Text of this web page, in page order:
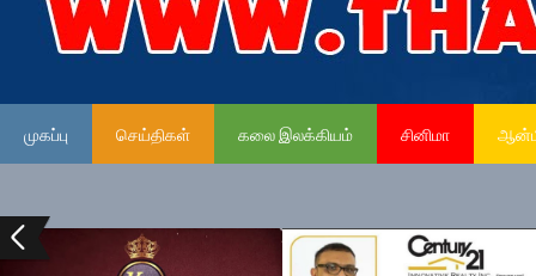
முகப்பு செய்திகள் கலை இலக்கியம் சினிமா